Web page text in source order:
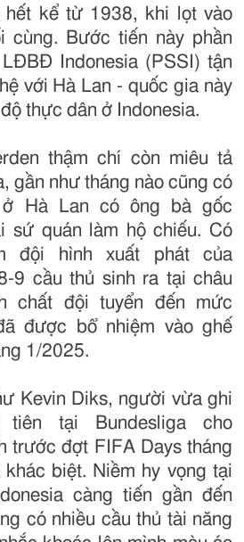
hết kể từ 1938, khi lọt vào
cùng. Bước tiến này phần
Indonesia (PSSI) tận
với Hà Lan - quốc gia này
thực dân ở Indonesia.
thậm chí còn miêu tả
gần như tháng nào cũng có
Hà Lan có ông bà gốc
sứ quán làm hộ chiếu. Có
đội hình xuất phát của
9 cầu thủ sinh ra tại châu
chất đội tuyển đến mức
được bổ nhiệm vào ghế
1/2025.
Kevin Diks, người vừa ghi
tiên tại Bundesliga cho
trước đợt FIFA Days tháng
biệt. Niềm hy vọng tại
càng tiến gần đến
có nhiều cầu thủ tài năng